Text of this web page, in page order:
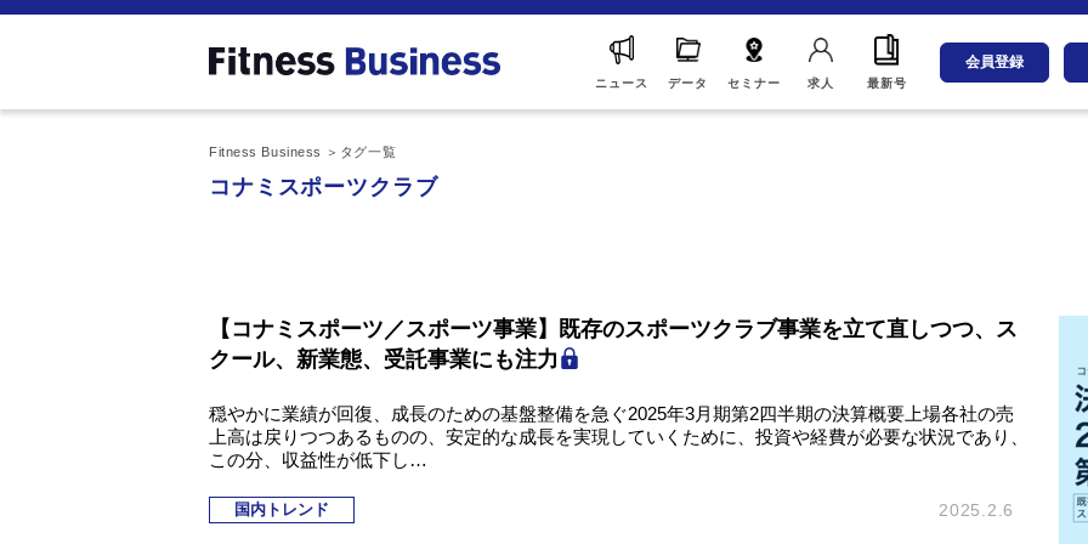
ニュース データ セミナー 求人 最新号
会員登録
Fitness Business タグ一覧
コナミスポーツクラブ
【コナミスポーツ／スポーツ事業】既存のスポーツクラブ事業を立て直しつつ、ス
クール、新業態、受託事業にも注力
穏やかに業績が回復、成長のための基盤整備を急ぐ2025年3月期第2四半期の決算概要上場各社の売
上高は戻りつつあるものの、安定的な成長を実現していくために、投資や経費が必要な状況であり、
この分、収益性が低下し…
国内トレンド 2025.2.6